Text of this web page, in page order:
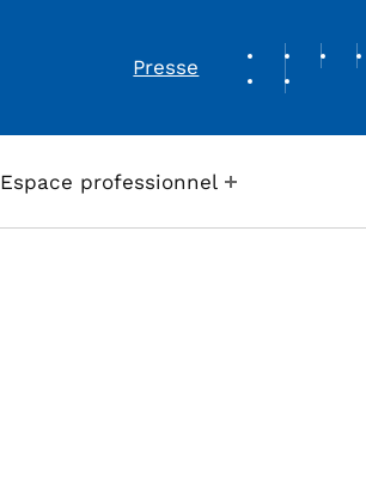
Presse
REVUE DE PRESSE
Espace professionnel